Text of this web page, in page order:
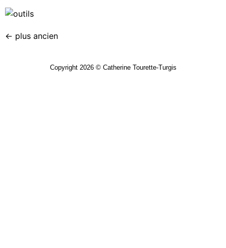
← plus ancien
Copyright 2026 © Catherine Tourette-Turgis